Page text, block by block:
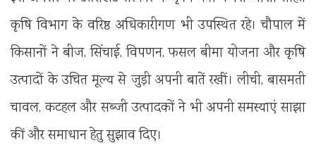
कृषि विभाग के वरिष्ठ अधिकारीगण भी उपस्थित रहे। चौपाल में
किसानों ने बीज, सिंचाई, विपणन, फसल बीमा योजना और कृषि
उत्पादों के उचित मूल्य से जुड़ी अपनी बातें रखीं। लीची, बासमती
चावल, कटहल और सब्जी उत्पादकों ने भी अपनी समस्याएं साझा
कीं और समाधान हेतु सुझाव दिए।